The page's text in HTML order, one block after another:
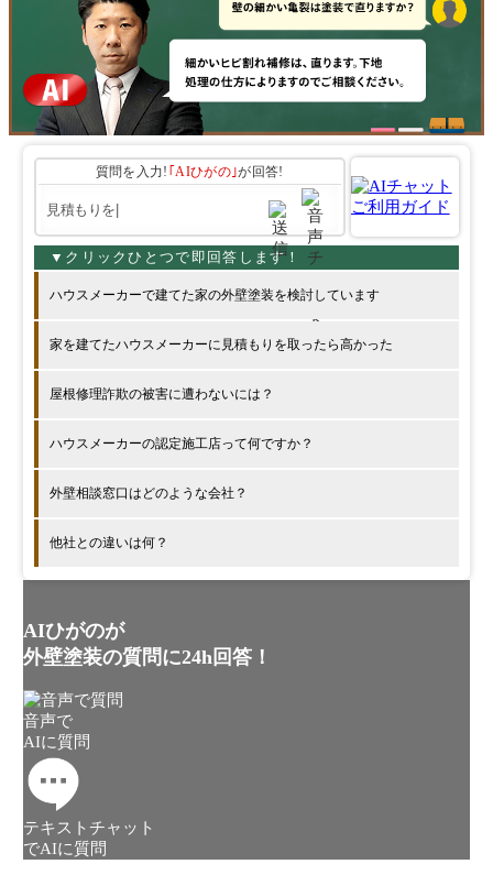
質問を入力! ｢AIひがの｣が回答!
ハウスメーカーで建てた家の外壁塗装を検討しています
家を建てたハウスメーカーに見積もりを取ったら高かった
屋根修理詐欺の被害に遭わないには？
ハウスメーカーの認定施工店って何ですか？
外壁相談窓口はどのような会社？
他社との違いは何？
AIひがのが
外壁塗装の質問に24h回答！
音声で
AIに質問
テキストチャット
でAIに質問